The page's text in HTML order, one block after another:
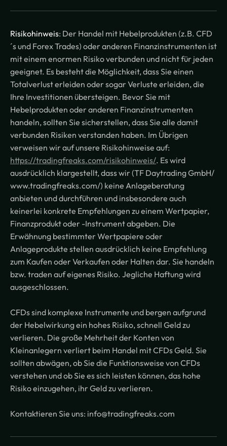
Risikohinweis: Der Handel mit Hebelprodukten (z.B. CFD
´s und Forex Trades) oder anderen Finanzinstrumenten ist
mit einem enormen Risiko verbunden und nicht für jeden
geeignet. Es besteht die Möglichkeit, dass Sie einen
Totalverlust erleiden oder sogar Verluste erleiden, die
Ihre Investitionen übersteigen. Bevor Sie mit
Hebelprodukten oder anderen Finanzinstrumenten
handeln, sollten Sie sicherstellen, dass Sie alle damit
verbunden Risiken verstanden haben. Im Übrigen
verweisen wir auf unsere Risikohinweise auf:
https://tradingfreaks.com/risikohinweis/. Es wird
ausdrücklich klargestellt, dass wir (TF Daytrading GmbH/
www.tradingfreaks.com/) keine Anlageberatung
anbieten und durchführen und insbesondere auch
keinerlei konkrete Empfehlungen zu einem Wertpapier,
Finanzprodukt oder -Instrument abgeben. Die
Erwähnung bestimmter Wertpapiere oder
Anlageprodukte stellen ausdrücklich keine Empfehlung
zum Kaufen oder Verkaufen oder Halten dar. Sie handeln
bzw. traden auf eigenes Risiko. Jegliche Haftung wird
ausgeschlossen.
CFDs sind komplexe Instrumente und bergen aufgrund
der Hebelwirkung ein hohes Risiko, schnell Geld zu
verlieren. Die große Mehrheit der Konten von
Kleinanlegern verliert beim Handel mit CFDs Geld. Sie
sollten abwägen, ob Sie die Funktionsweise von CFDs
verstehen und ob Sie es sich leisten können, das hohe
Risiko einzugehen, ihr Geld zu verlieren.
Kontaktieren Sie uns: info@tradingfreaks.com